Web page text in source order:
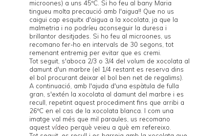
microones) a uns 45ºC. Si ho feu al bany Maria
tingueu molta precaució amb l'aigua!! Que no us
caigui cap esquitx d'aigua a la xocolata, ja que la
malmetria i no podríeu aconseguir la duresa i
brillantor desitjades. Si ho feu al microones, us
recomano fer-ho en intervals de 30 segons, tot
remenant entremig per evitar que es cremi.
Tot seguit, s'aboca 2/3 o 3/4 del volum de xocolata al
damunt d'un marbre (el 1/4 restant es reserva dins
el bol procurant deixar el bol ben net de regalims).
A continuació, amb l'ajuda d'una espàtula de fulla
gran, s'extén la xocolata al damunt del marbre i es
recull, repetint aquest procediment fins que arribi a
26ºC en el cas de la xocolata blanca. I com una
imatge val més que mil paraules, us recomano
aquest vídeo perquè veieu a què em refereixo.